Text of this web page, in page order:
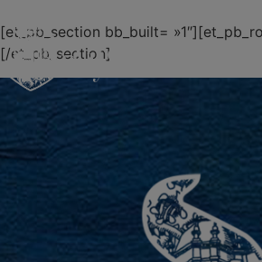
[et_pb_section bb_built=
[/et_pb_section]